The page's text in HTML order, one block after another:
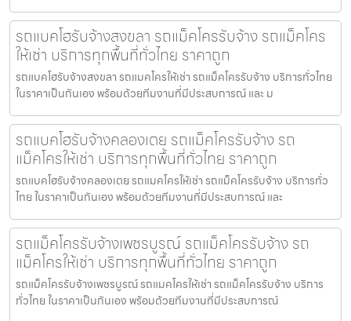
รถแบคโฮรับจ้างสงขลา รถแม็คโครรับจ้าง รถแม็คโคร
ให้เช่า บริการทุกพื้นที่ทั่วไทย ราคาถูก
รถแบคโฮรับจ้างสงขลา รถแมคโครให้เช่า รถแม็คโครรับจ้าง บริการทั่วไทย
ในราคาเป็นกันเอง พร้อมด้วยทีมงานที่มีประสบการณ์ และ ม
รถแบคโฮรับจ้างคลองเตย รถแม็คโครรับจ้าง รถ
แม็คโครให้เช่า บริการทุกพื้นที่ทั่วไทย ราคาถูก
รถแบคโฮรับจ้างคลองเตย รถแมคโครให้เช่า รถแม็คโครรับจ้าง บริการทั่ว
ไทย ในราคาเป็นกันเอง พร้อมด้วยทีมงานที่มีประสบการณ์ และ
รถแม็คโครรับจ้างเพชรบูรณ์ รถแม็คโครรับจ้าง รถ
แม็คโครให้เช่า บริการทุกพื้นที่ทั่วไทย ราคาถูก
รถแม็คโครรับจ้างเพชรบูรณ์ รถแมคโครให้เช่า รถแม็คโครรับจ้าง บริการ
ทั่วไทย ในราคาเป็นกันเอง พร้อมด้วยทีมงานที่มีประสบการณ์